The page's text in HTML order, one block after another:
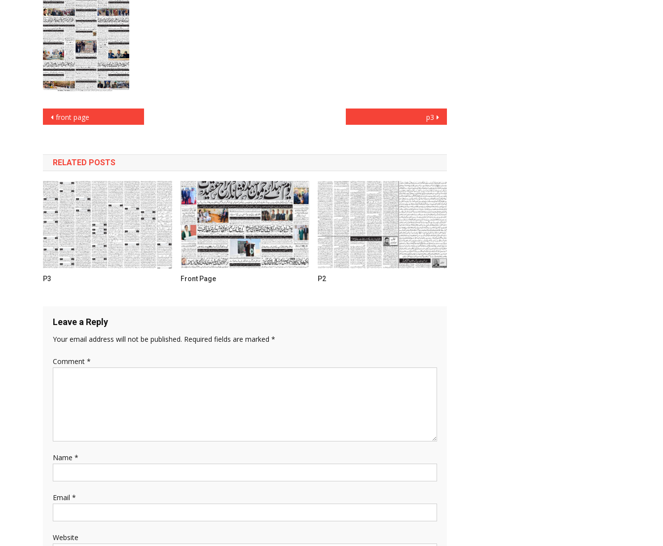
Post
front page p3
RELATED POSTS
P3 Front Page P2
Leave a Reply
Your email address will not be published. Required fields are marked *
Comment *
Name *
Email *
Website